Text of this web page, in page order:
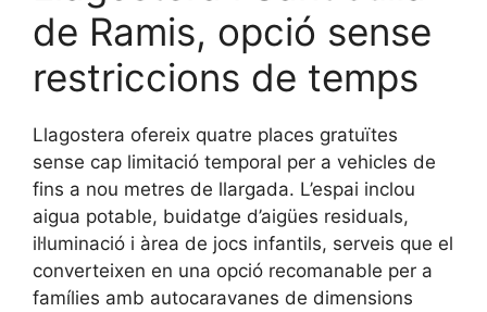
de Ramis, opció sense
restriccions de temps
Llagostera ofereix quatre places gratuïtes
sense cap limitació temporal per a vehicles de
fins a nou metres de llargada. L’espai inclou
aigua potable, buidatge d’aigües residuals,
il·luminació i àrea de jocs infantils, serveis que el
converteixen en una opció recomanable per a
famílies amb autocaravanes de dimensions